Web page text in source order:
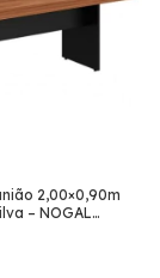
2,00×0,90m
– NOGAL
– 21408